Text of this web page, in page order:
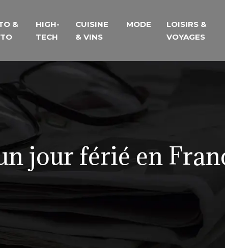
&
HIGH-
TECH
CUISINE
& VINS
MODE
LOISIRS &
VOYAGES
jour férié en